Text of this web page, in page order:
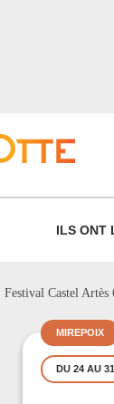
ILS ONT
Festival Castel Artès
MIREPOIX
DU 24 AU